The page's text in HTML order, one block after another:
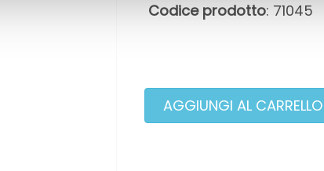
Codice prodotto: 71045